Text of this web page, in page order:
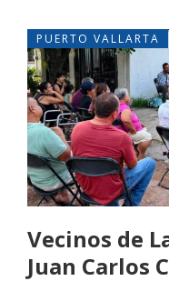
PUERTO VALLARTA
Vecinos de
Juan Carlos